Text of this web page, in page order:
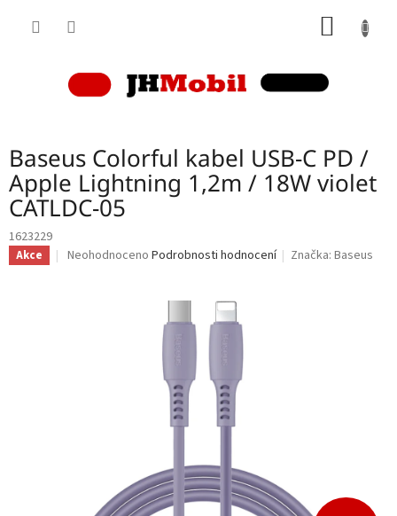
Baseus Colorful kabel USB-C PD /
Apple Lightning 1,2m / 18W violet
CATLDC-05
1623229
Akce
Průměrné
Neohodnoceno Podrobnosti hodnocení Značka:Baseus